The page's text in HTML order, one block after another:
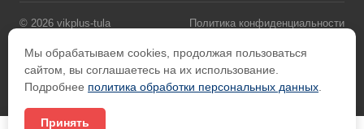
© 2026 vikplus-tula Политика конфиденциальности
Карта сайта Разработано в
Мы обрабатываем cookies, продолжая пользоваться
сайтом, вы соглашаетесь на их использование.
Подробнее политика обработки персональных данных
Принять